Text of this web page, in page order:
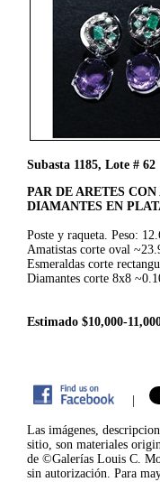
Subasta 1185, Lote # 62
PAR DE ARETES
DIAMANTES EN
Poste y raqueta. Peso:
Amatistas corte oval
Esmeraldas corte
Diamantes corte 8x8
Estimado $10,000-
|
Las imágenes,
sitio, son materiales
de ©Galerías Louis C.
sin autorización. Para